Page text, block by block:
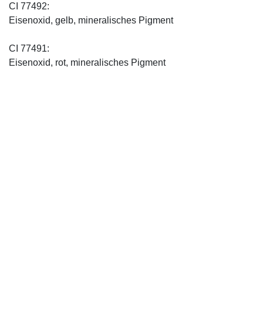
CI 77492:
Eisenoxid, gelb, mineralisches Pigment
CI 77491:
Eisenoxid, rot, mineralisches Pigment